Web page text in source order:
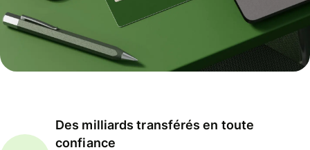
Des milliards transférés en toute
confiance